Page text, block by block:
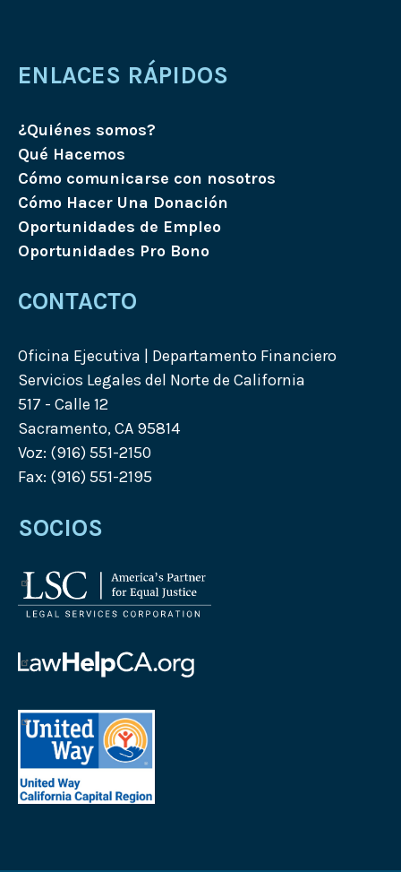
ENLACES RÁPIDOS
¿Quiénes somos?
Qué Hacemos
Cómo comunicarse con nosotros
Cómo Hacer Una Donación
Oportunidades de Empleo
Oportunidades Pro Bono
CONTACTO
Oficina Ejecutiva | Departamento Financiero
Servicios Legales del Norte de California
517 - Calle 12
Sacramento, CA 95814
Voz: (916) 551-2150
Fax: (916) 551-2195
SOCIOS
Logotipo
de
Services
Corporation
de
Help
California
Logotipo
de
United
Way
Region